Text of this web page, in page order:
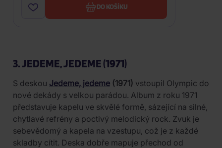
DO KOŠÍKU
3. JEDEME, JEDEME (1971)
S deskou Jedeme, jedeme (1971) vstoupil Olympic do
nové dekády s velkou parádou. Album z roku 1971
představuje kapelu ve skvělé formě, sázející na silné,
chytlavé refrény a poctivý melodický rock. Zvuk je
sebevědomý a kapela na vzestupu, což je z každé
skladby cítit. Deska dobře mapuje přechod od